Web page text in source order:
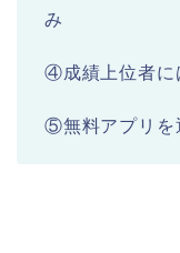
み
④成績上位者に
⑤無料アプリを